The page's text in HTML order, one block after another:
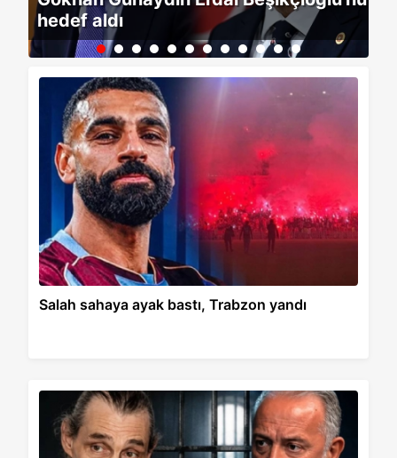
hedef aldı
Salah sahaya ayak bastı, Trabzon yandı